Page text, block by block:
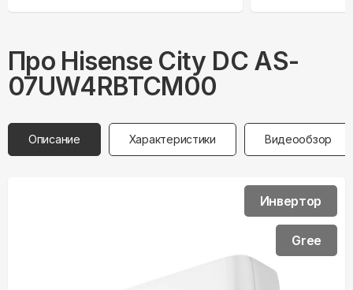
Про Hisense City DC AS-
07UW4RBTCM00
Описание Характеристики Видеообзор
Инвертор
Gree